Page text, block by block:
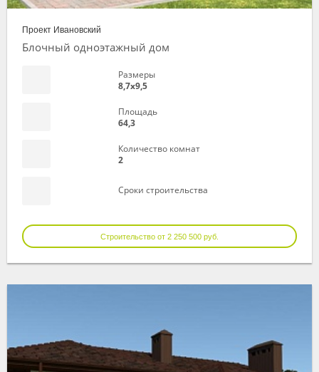
Проект Ивановский
Блочный одноэтажный дом
Размеры
8,7х9,5
Площадь
64,3
Количество комнат
2
Сроки строительства
Строительство от 2 250 500 руб.